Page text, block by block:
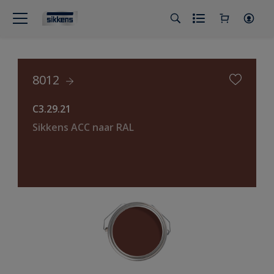
8012
C3.29.21
Sikkens ACC naar RAL